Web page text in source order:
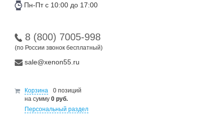
Пн-Пт с 10:00 до 17:00
8 (800) 7005-998
(по России звонок бесплатный)
sale@xenon55.ru
Корзина
0 позиций
на сумму 0 руб.
Персональный раздел